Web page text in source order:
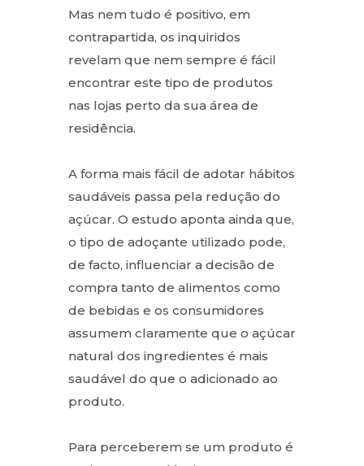
Mas nem tudo é positivo, em
contrapartida, os inquiridos
revelam que nem sempre é fácil
encontrar este tipo de produtos
nas lojas perto da sua área de
residência.
A forma mais fácil de adotar hábitos
saudáveis passa pela redução do
açúcar. O estudo aponta ainda que,
o tipo de adoçante utilizado pode,
de facto, influenciar a decisão de
compra tanto de alimentos como
de bebidas e os consumidores
assumem claramente que o açúcar
natural dos ingredientes é mais
saudável do que o adicionado ao
produto.
Para perceberem se um produto é